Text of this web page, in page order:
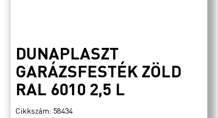
DUNAPLASZT
GARÁZSFESTÉK ZÖLD
RAL 6010 2,5 L
Cikkszám: 58434